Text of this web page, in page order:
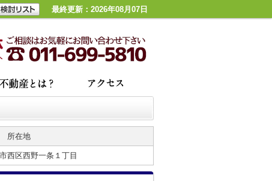
最終更新：2026年08月07日
所在地
西区西野一条１丁目